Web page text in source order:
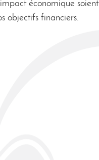
économique soient
objectifs financiers.